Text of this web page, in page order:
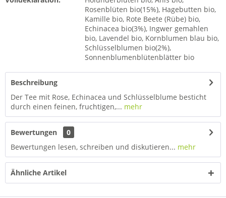
Rosenblüten bio(15%), Hagebutten bio,
Kamille bio, Rote Beete (Rübe) bio,
Echinacea bio(3%), Ingwer gemahlen
bio, Lavendel bio, Kornblumen blau bio,
Schlüsselblumen bio(2%),
Sonnenblumenblütenblätter bio
Beschreibung
Der Tee mit Rose, Echinacea und Schlüsselblume besticht
durch einen feinen, fruchtigen,... mehr
Bewertungen
0
Bewertungen lesen, schreiben und diskutieren... mehr
Ähnliche Artikel